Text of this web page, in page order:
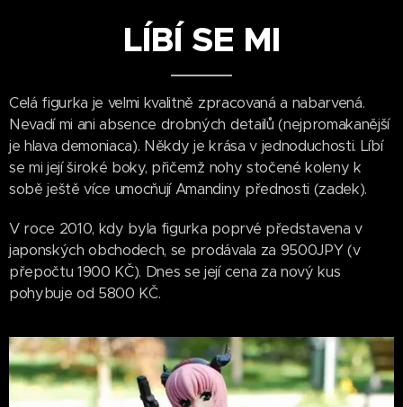
LÍBÍ SE MI
Celá figurka je velmi kvalitně zpracovaná a nabarvená.
Nevadí mi ani absence drobných detailů (nejpromakanější
je hlava demoniaca). Někdy je krása v jednoduchosti. Líbí
se mi její široké boky, přičemž nohy stočené koleny k
sobě ještě více umocňují Amandiny přednosti (zadek).
V roce 2010, kdy byla figurka poprvé představena v
japonských obchodech, se prodávala za 9500JPY (v
přepočtu 1900 KČ). Dnes se její cena za nový kus
pohybuje od 5800 KČ.